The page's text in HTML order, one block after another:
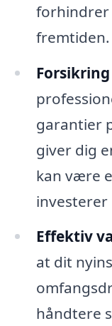
forhindrer
fremtiden.
garantier
giver dig
kan være
Effektiv
at dit
håndtere